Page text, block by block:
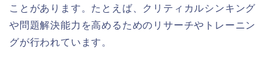
ことがあります。たとえば、クリティカルシンキング
や問題解決能力を高めるためのリサーチやトレーニン
グが行われています。